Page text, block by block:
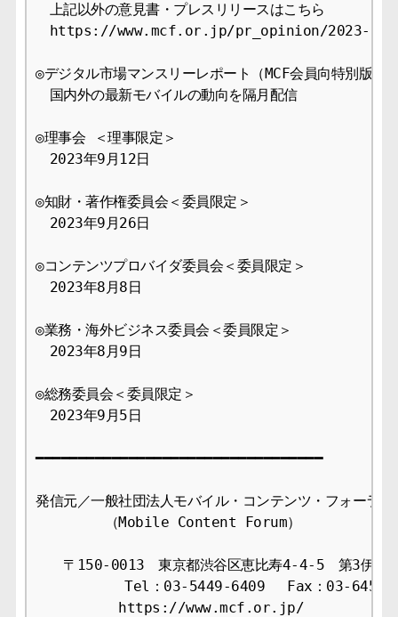
上記以外の意見書・プレスリリースはこちら
https://www.mcf.or.jp/pr_opinion/2023-09
◎デジタル市場マンスリーレポート（MCF会員向特別版）
国内外の最新モバイルの動向を隔月配信
◎理事会 ＜理事限定＞
2023年9月12日
◎知財・著作権委員会＜委員限定＞
2023年9月26日
◎コンテンツプロバイダ委員会＜委員限定＞
2023年8月8日
◎業務・海外ビジネス委員会＜委員限定＞
2023年8月9日
◎総務委員会＜委員限定＞
2023年9月5日
━━━━━━━━━━━━━━━━━━━━━━━━━━━━━━━━━━
発信元／一般社団法人モバイル・コンテンツ・フォーラム
（Mobile Content Forum）
〒150-0013　東京都渋谷区恵比寿4-4-5　第3伊藤
Tel：03-5449-6409　 Fax：03-6456-
https://www.mcf.or.jp/